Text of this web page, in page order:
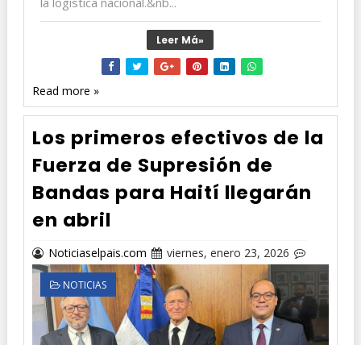
Leer Má»
Read more »
Los primeros efectivos de la
Fuerza de Supresión de
Bandas para Haití llegarán
en abril
Noticiaselpais.com viernes, enero 23, 2026
NOTICIAS